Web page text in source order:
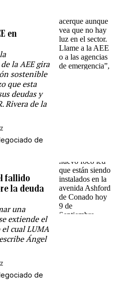
en
la AEE gira
sostenible
que esta
deudas y
Rivera de la
de
fallido
la deuda
una
extiende el
cual LUMA
Ángel
de